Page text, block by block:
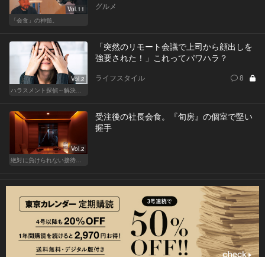
Vol.11
「会食」の神髄。
グルメ
Vol.2
ハラスメント探偵～解決編～
「突然のリモート会議で上司から顔出しを
強要された！」これってパワハラ？
ライフスタイル 8
Vol.2
絶対に負けられない接待が、今宵はある
受注後の社長会食。『旬房』の個室で堅い
握手